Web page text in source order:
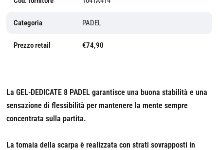
Categoria PADEL
Prezzo retail €74,90
La GEL-DEDICATE 8 PADEL garantisce una buona stabilità e una
sensazione di flessibilità per mantenere la mente sempre
concentrata sulla partita.
La tomaia della scarpa è realizzata con strati sovrapposti in